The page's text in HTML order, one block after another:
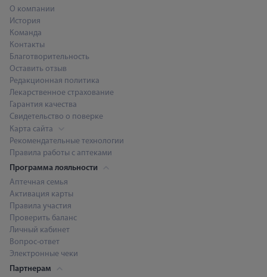
О компании
История
Команда
Контакты
Благотворительность
Оставить отзыв
Редакционная политика
Лекарственное страхование
Гарантия качества
Свидетельство о поверке
Карта сайта
Рекомендательные технологии
Правила работы с аптеками
Программа лояльности
Аптечная семья
Активация карты
Правила участия
Проверить баланс
Личный кабинет
Вопрос-ответ
Электронные чеки
Партнерам